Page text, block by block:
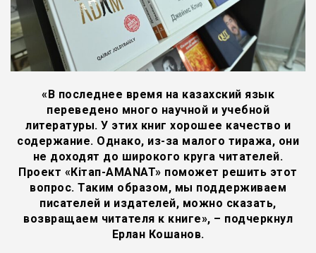
«В последнее время на казахский язык
переведено много научной и учебной
литературы. У этих книг хорошее качество и
содержание. Однако, из-за малого тиража, они
не доходят до широкого круга читателей.
Проект «Кітап-AMANAT» поможет решить этот
вопрос. Таким образом, мы поддерживаем
писателей и издателей, можно сказать,
возвращаем читателя к книге», – подчеркнул
Ерлан Кошанов.